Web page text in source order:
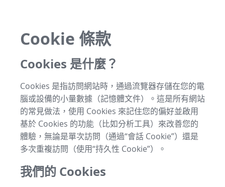
Cookie 條款
Cookies 是什麼？
Cookies 是指訪問網站時，通過流覽器存儲在您的電
腦或設備的小量數據（記憶體文件）。這是所有網站
的常見做法，使用 Cookies 來記住您的偏好並啟用
基於 Cookies 的功能（比如分析工具）來改善您的
體驗，無論是單次訪問（通過“會話 Cookie”）還是
多次重複訪問（使用“持久性 Cookie”）。
我們的 Cookies